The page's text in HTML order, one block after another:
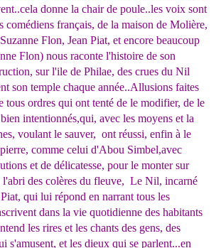
donne la chair de poule..les voix sont
comédiens français, de la maison de Molière,
Flon, Jean Piat, et encore beaucoup
Flon) nous raconte l'histoire de son
sur l'ile de Philae, des crues du Nil
son temple chaque année..Allusions faites
tous ordres qui ont tenté de le modifier, de le
intentionnés,qui, avec les moyens et la
voulant le sauver, ont réussi, enfin à le
comme celui d'Abou Simbel,avec
et de délicatesse, pour le monter sur
des colères du fleuve, Le Nil, incarné
qui lui répond en narrant tous les
dans la vie quotidienne des habitants
les rires et les chants des gens, des
s'amusent, et les dieux qui se parlent...en